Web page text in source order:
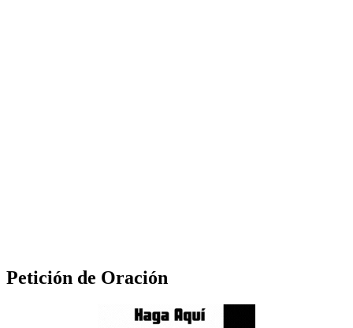
Petición de Oración